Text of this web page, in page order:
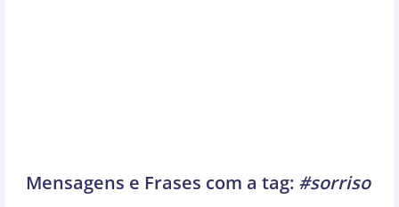
Mensagens e Frases com a tag: #sorriso